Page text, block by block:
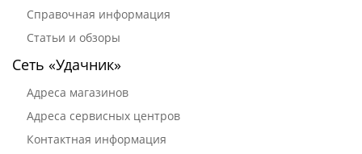
Справочная информация
Статьи и обзоры
Сеть «Удачник»
Адреса магазинов
Адреса сервисных центров
Контактная информация